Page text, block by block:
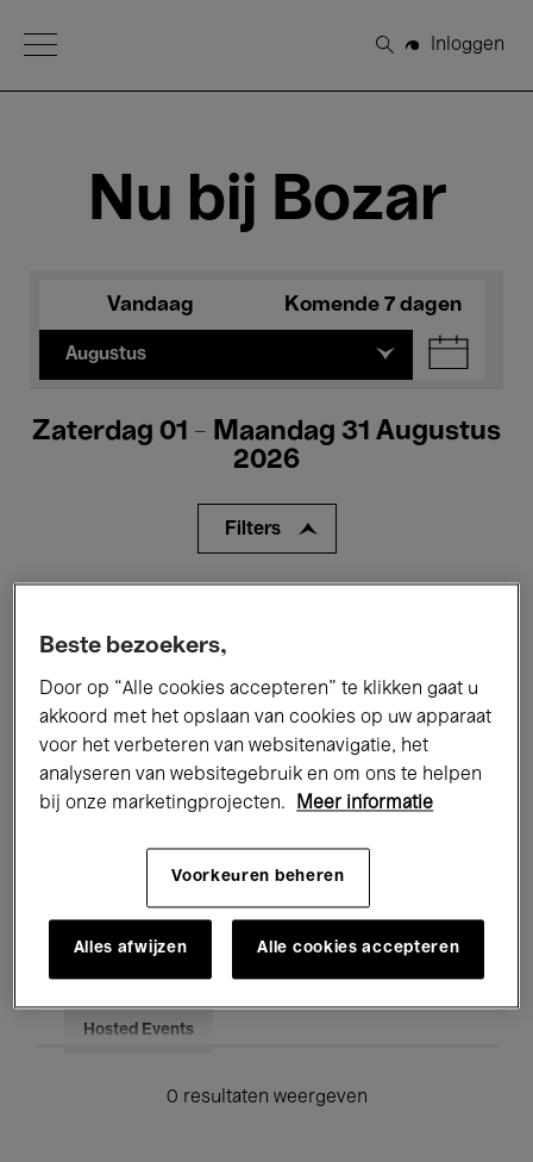
Open Menu
Zoeken
Inloggen
Nu bij Bozar
Vandaag Komende 7 dagen
Augustus
Zaterdag 01 - Maandag 31 Augustus
2026
Filters
Performances Lezingen & Debatten
Jazz Klassieke Muziek Global Music
Voor iedereen Kids’ Palace
Onderwijs Rondleidingen
Hosted Events
0 resultaten weergeven
Beste bezoekers,
Door op “Alle cookies accepteren” te klikken gaat u
akkoord met het opslaan van cookies op uw apparaat
voor het verbeteren van websitenavigatie, het
analyseren van websitegebruik en om ons te helpen
bij onze marketingprojecten.
Meer informatie
Voorkeuren beheren
Alles afwijzen Alle cookies accepteren